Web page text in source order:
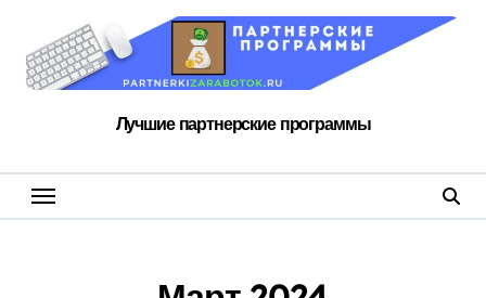
содержанию
Лучшие партнерские программы